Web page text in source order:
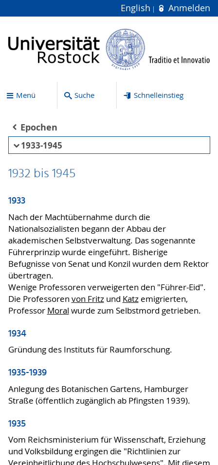
English Anmelden
Menü Suche Schnelleinstieg
Epochen
1933-1945
1932 bis 1945
1933
Nach der Machtübernahme durch die
Nationalsozialisten begann der Abbau der
akademischen Selbstverwaltung. Das sogenannte
Führerprinzip wurde eingeführt. Bisherige
Befugnisse von Senat und Konzil wurden dem Rektor
übertragen.
Wenige Professoren verweigerten den "Führer-Eid".
Die Professoren von Fritzund Katzemigrierten,
Professor Moral wurde zum Selbstmord getrieben.
1934
Gründung des Instituts für Raumforschung.
1935-1939
Anlegung des Botanischen Gartens, Hamburger
Straße (öffentlich zugänglich ab Pfingsten 1939).
1935
Vom Reichsministerium für Wissenschaft, Erziehung
und Volksbildung ergingen die "Richtlinien zur